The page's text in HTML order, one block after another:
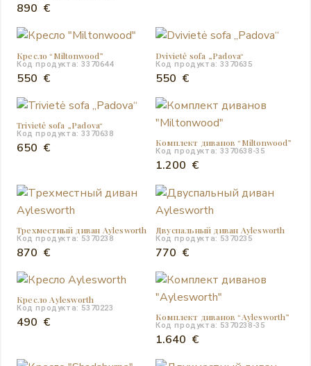
890 €
Кресло “Miltonwood”
Код продукта: 3370644
550 €
Dvivietė sofa „Padova“
Код продукта: 3370635
550 €
Trivietė sofa „Padova“
Код продукта: 3370638
650 € Комплект диванов “Miltonwood”
Код продукта: 3370638-35
1.200 €
Трехместный диван Aylesworth
Код продукта: 5370238
870 €
Двуспальный диван Aylesworth
Код продукта: 5370235
770 €
Кресло Aylesworth
Код продукта: 5370223
490 € Комплект диванов “Aylesworth”
Код продукта: 5370238-35
1.640 €